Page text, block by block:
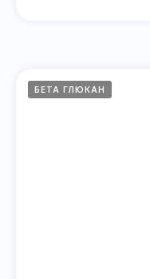
БЕТА ГЛЮКАН